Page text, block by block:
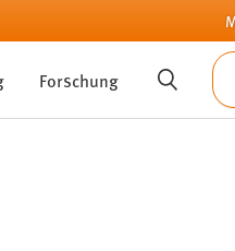
Forschung SUCHE